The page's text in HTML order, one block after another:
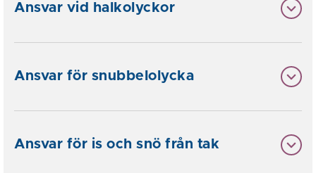
Ansvar vid halkolyckor
Ansvar för snubbelolycka
Ansvar för is och snö från tak